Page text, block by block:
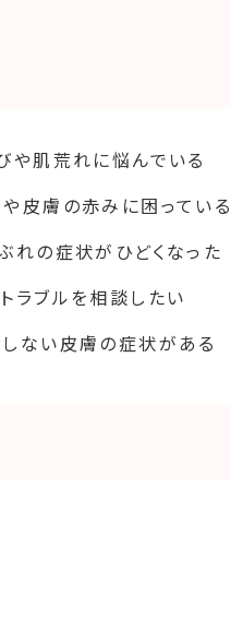
や肌荒れに悩んでいる
皮膚の赤みに困っている
れの症状がひどくなった
ラブルを相談したい
ない皮膚の症状がある